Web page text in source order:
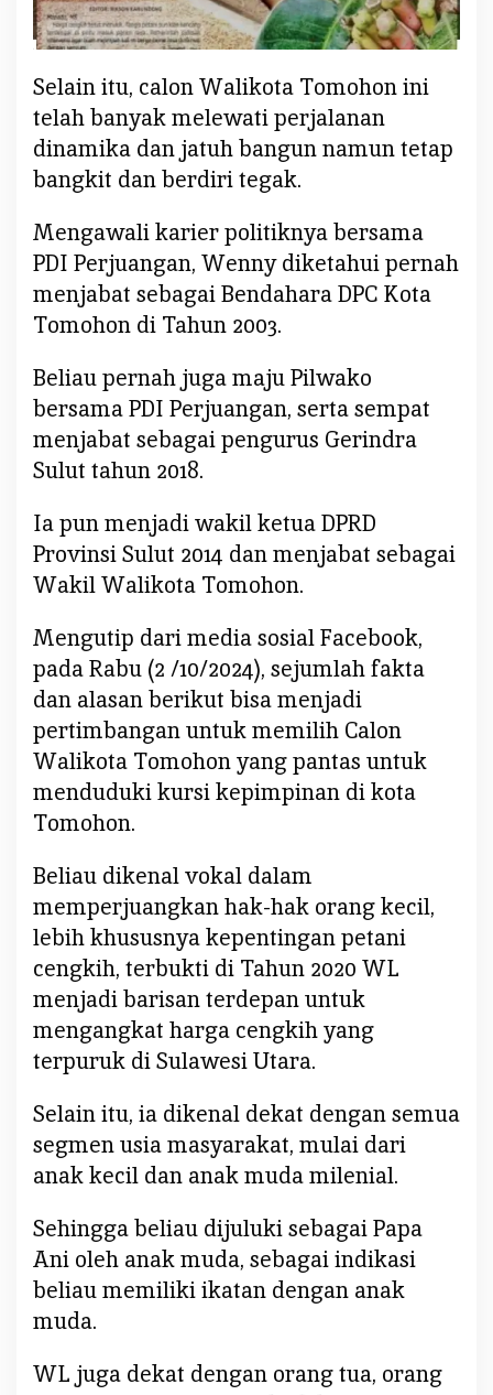
u
t
P
a
n
t
D
u
d
u
K
u
e
m
p
n
Selain itu, calon Walikota Tomohon ini
telah banyak melewati perjalanan
dinamika dan jatuh bangun namun tetap
bangkit dan berdiri tegak.
Mengawali karier politiknya bersama
PDI Perjuangan, Wenny diketahui pernah
menjabat sebagai Bendahara DPC Kota
Tomohon di Tahun 2003.
Beliau pernah juga maju Pilwako
bersama PDI Perjuangan, serta sempat
menjabat sebagai pengurus Gerindra
Sulut tahun 2018.
Ia pun menjadi wakil ketua DPRD
Provinsi Sulut 2014 dan menjabat sebagai
Wakil Walikota Tomohon.
Mengutip dari media sosial Facebook,
pada Rabu (2 /10/2024), sejumlah fakta
dan alasan berikut bisa menjadi
pertimbangan untuk memilih Calon
Walikota Tomohon yang pantas untuk
menduduki kursi kepimpinan di kota
Tomohon.
Beliau dikenal vokal dalam
memperjuangkan hak-hak orang kecil,
lebih khususnya kepentingan petani
cengkih, terbukti di Tahun 2020 WL
menjadi barisan terdepan untuk
mengangkat harga cengkih yang
terpuruk di Sulawesi Utara.
Selain itu, ia dikenal dekat dengan semua
segmen usia masyarakat, mulai dari
anak kecil dan anak muda milenial.
Sehingga beliau dijuluki sebagai Papa
Ani oleh anak muda, sebagai indikasi
beliau memiliki ikatan dengan anak
muda.
WL juga dekat dengan orang tua, orang